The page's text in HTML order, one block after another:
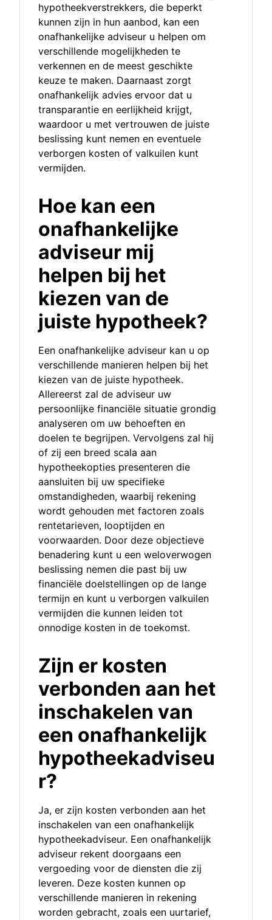
hypotheekverstrekkers, die beperkt
kunnen zijn in hun aanbod, kan een
onafhankelijke adviseur u helpen om
verschillende mogelijkheden te
verkennen en de meest geschikte
keuze te maken. Daarnaast zorgt
onafhankelijk advies ervoor dat u
transparantie en eerlijkheid krijgt,
waardoor u met vertrouwen de juiste
beslissing kunt nemen en eventuele
verborgen kosten of valkuilen kunt
vermijden.
Hoe kan een
onafhankelijke
adviseur mij
helpen bij het
kiezen van de
juiste hypotheek?
Een onafhankelijke adviseur kan u op
verschillende manieren helpen bij het
kiezen van de juiste hypotheek.
Allereerst zal de adviseur uw
persoonlijke financiële situatie grondig
analyseren om uw behoeften en
doelen te begrijpen. Vervolgens zal hij
of zij een breed scala aan
hypotheekopties presenteren die
aansluiten bij uw specifieke
omstandigheden, waarbij rekening
wordt gehouden met factoren zoals
rentetarieven, looptijden en
voorwaarden. Door deze objectieve
benadering kunt u een weloverwogen
beslissing nemen die past bij uw
financiële doelstellingen op de lange
termijn en kunt u verborgen valkuilen
vermijden die kunnen leiden tot
onnodige kosten in de toekomst.
Zijn er kosten
verbonden aan het
inschakelen van
een onafhankelijk
hypotheekadviseu
r?
Ja, er zijn kosten verbonden aan het
inschakelen van een onafhankelijk
hypotheekadviseur. Een onafhankelijk
adviseur rekent doorgaans een
vergoeding voor de diensten die zij
leveren. Deze kosten kunnen op
verschillende manieren in rekening
worden gebracht, zoals een uurtarief,